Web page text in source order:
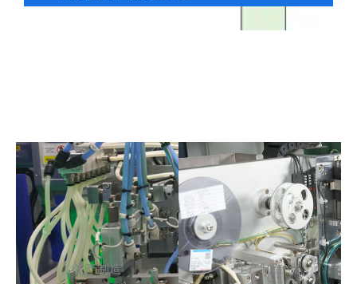
TFT LCD生产
生产制造 生产制造